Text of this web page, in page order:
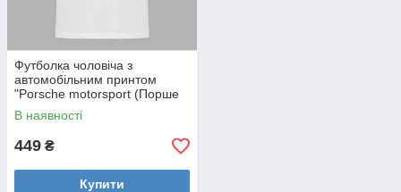
Футболка чоловіча з
автомобільним принтом
"Porsche motorsport (Порше
моторспорт)" (24012155)
В наявності
449 ₴
Купити